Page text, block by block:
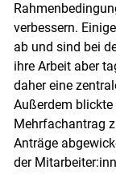
verbessern.
ab und sind bei
ihre Arbeit aber
daher eine
Außerdem blickte
Mehrfachantrag
Anträge
der